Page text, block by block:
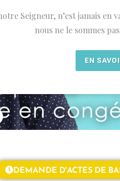
Seigneur, n’est jamais en
nous ne le sommes
EN
DEMANDE D'ACTES DE